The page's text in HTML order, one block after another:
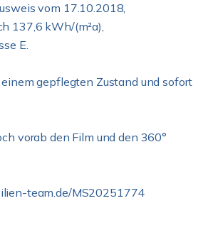
vom 17.10.2018,
137,6 kWh/(m²a),
E.
gepflegten Zustand und sofort
vorab den Film und den 360°
team.de/MS20251774